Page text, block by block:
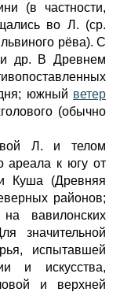
(в частности,
во Л. (ср.
рёва). С
и др. В Древнем
южный ветер
(обычно
Л. и телом
ареала к югу от
Куша (Древняя
районов;
вавилонских
значительной
испытавшей
и искусства,
и верхней